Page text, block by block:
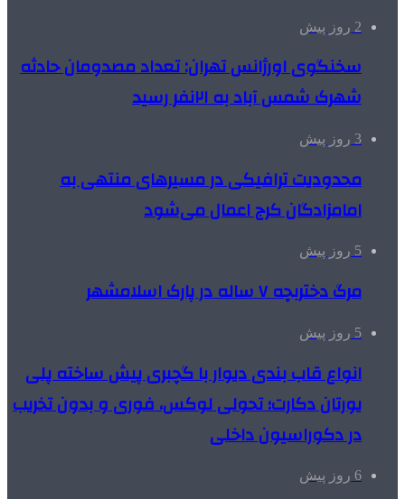
2 روز پیش
سخنگوی اورژانس تهران: تعداد مصدومان حادثه
شهرک شمس آباد به ۲۱نفر رسید
3 روز پیش
محدودیت ترافیکی در مسیرهای منتهی به
امامزادگان کرج اعمال می‌شود
5 روز پیش
مرگ دختربچه ۷ ساله در پارک اسلامشهر
5 روز پیش
انواع قاب بندی دیوار با گچبری پیش ساخته پلی
یورتان دکارت؛ تحولی لوکس، فوری و بدون تخریب
در دکوراسیون داخلی
6 روز پیش